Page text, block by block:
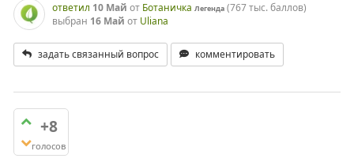
ответил 10 Май от Ботаничка Легенда (767 тыс.баллов)
выбран 16 Май от Uliana
задать связанный вопрос комментировать
+8
голосов